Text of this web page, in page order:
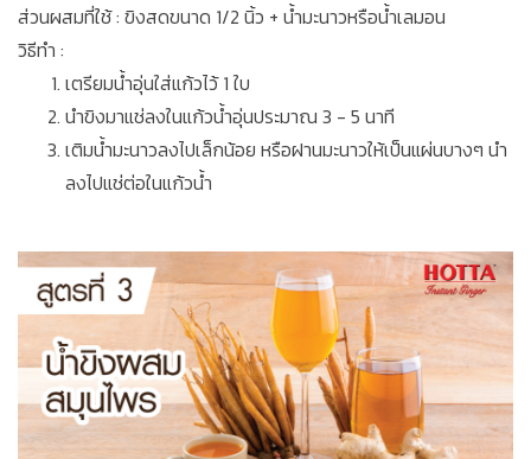
ส่วนผสมที่ใช้ : ขิงสดขนาด 1/2 นิ้ว + น้ำมะนาวหรือน้ำเลมอน
วิธีทำ :
เตรียมน้ำอุ่นใส่แก้วไว้ 1 ใบ
นำขิงมาแช่ลงในแก้วน้ำอุ่นประมาณ 3 - 5 นาที
เติมน้ำมะนาวลงไปเล็กน้อย หรือฝานมะนาวให้เป็นแผ่นบางๆ นำ
ลงไปแช่ต่อในแก้วน้ำ